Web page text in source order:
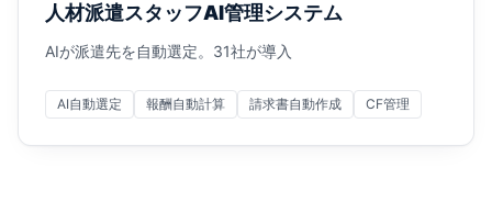
人材派遣スタッフAI管理システム
AIが派遣先を自動選定。31社が導入
AI自動選定 報酬自動計算 請求書自動作成 CF管理